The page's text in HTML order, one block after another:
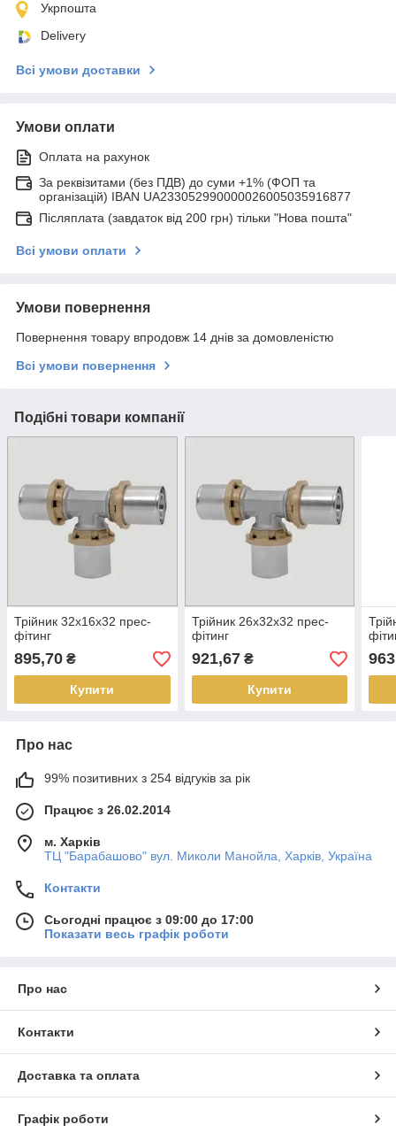
Укрпошта
Delivery
Всі умови доставки
Умови оплати
Оплата на рахунок
За реквізитами (без ПДВ) до суми +1% (ФОП та
організацій) IBAN UA233052990000026005035916877
Післяплата (завдаток від 200 грн) тільки "Нова пошта"
Всі умови оплати
Умови повернення
Повернення товару впродовж 14 днів за домовленістю
Всі умови повернення
Подібні товари компанії
Трійник 32х16х32 прес-
фітинг
895,70 ₴
Купити
Трійник 26х32х32 прес-
фітинг
921,67₴
Купити
Про нас
99% позитивних з 254 відгуків за рік
Працює з 26.02.2014
м. Харків
ТЦ "Барабашово" вул. Миколи Манойла, Харків, Україна
Контакти
Сьогодні працює з 09:00 до 17:00
Показати весь графік роботи
Про нас
Контакти
Доставка та оплата
Графік роботи